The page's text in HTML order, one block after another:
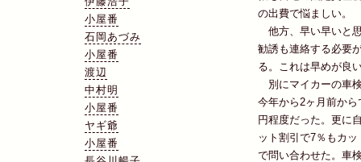
小屋番
石岡あづみ
小屋番
渡辺
中村明
小屋番
ヤギ爺
小屋番
の出費で悩ましい。
他方、早い早いと
勧誘も連絡する必要
る。これは早めが良
別にマイカーの車
今年から2ヶ月前か
円程度だった。更に
ット割引で7％もカ
で問い合わせた。車